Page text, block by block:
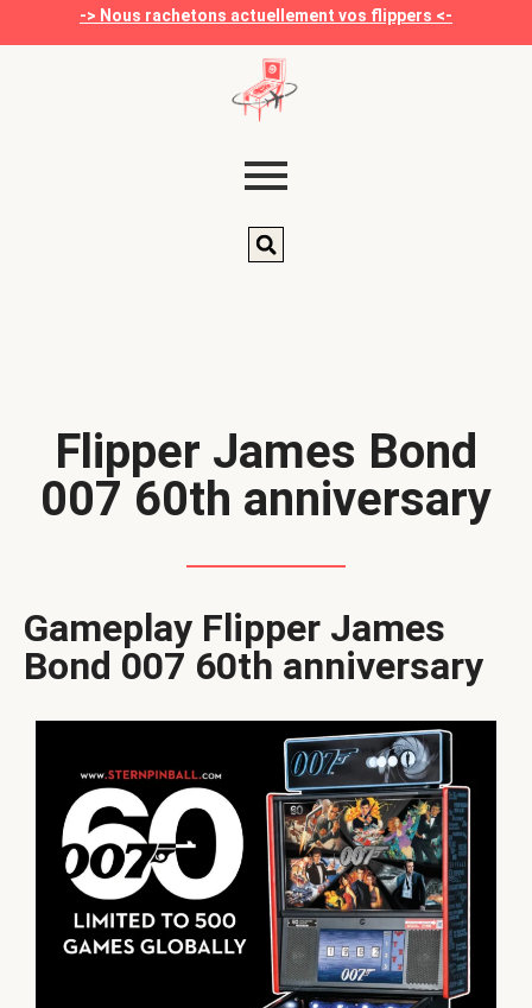
-> Nous rachetons actuellement vos flippers <-
Flipper James Bond
007 60th anniversary
Gameplay Flipper James
Bond 007 60th anniversary